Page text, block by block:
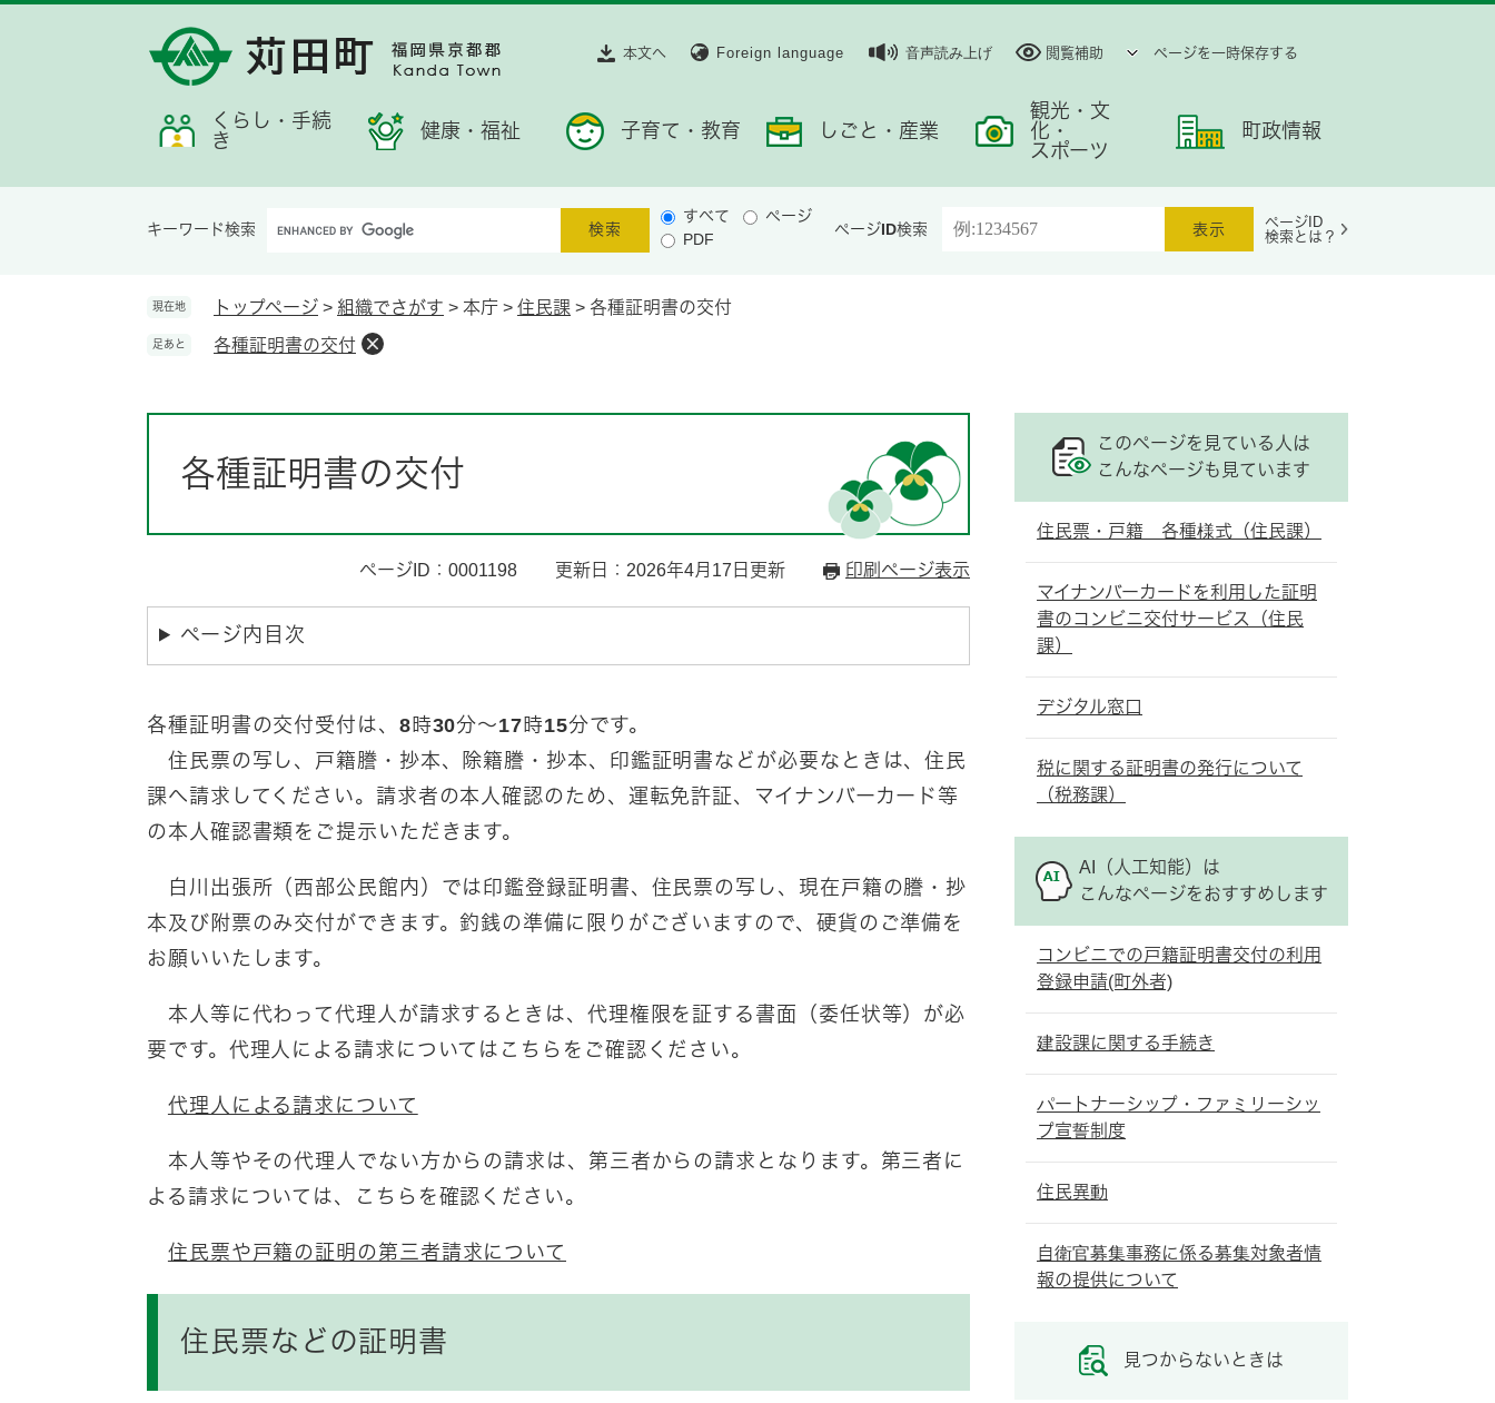
本文へ Foreign language 音声読み上げ 閲覧補助 ページを一時保存する
くらし・手続
き
健康・福祉 子育て・教育 しごと・産業
観光・文
化・
スポーツ
町政情報
キーワード検索
タ
検
すべて
ページ
PDF
ページID検索
ページID
検索とは？
現在地 トップページ > 組織でさがす > 本庁 > 住民課 > 各種証明書の交付
足あと 各種証明書の交付
各種証明書の交付
ページID：0001198 更新日：2026年4月17日更新 印刷ページ表示
ページ内目次
各種証明書の交付受付は、8時30分～17時15分です。
住民票の写し、戸籍謄・抄本、除籍謄・抄本、印鑑証明書などが必要なときは、住民
課へ請求してください。請求者の本人確認のため、運転免許証、マイナンバーカード等
の本人確認書類をご提示いただきます。
白川出張所（西部公民館内）では印鑑登録証明書、住民票の写し、現在戸籍の謄・抄
本及び附票のみ交付ができます。釣銭の準備に限りがございますので、硬貨のご準備を
お願いいたします。
本人等に代わって代理人が請求するときは、代理権限を証する書面（委任状等）が必
要です。代理人による請求についてはこちらをご確認ください。
代理人による請求について
本人等やその代理人でない方からの請求は、第三者からの請求となります。第三者に
よる請求については、こちらを確認ください。
住民票や戸籍の証明の第三者請求について
住民票などの証明書
このページを見ている人は
こんなページも見ています
住民票・戸籍 各種様式（住民課）
マイナンバーカードを利用した証明
書のコンビニ交付サービス（住民
課）
デジタル窓口
税に関する証明書の発行について
（税務課）
AI（人工知能）は
こんなページをおすすめします
コンビニでの戸籍証明書交付の利用
登録申請(町外者)
建設課に関する手続き
パートナーシップ・ファミリーシッ
プ宣誓制度
住民異動
自衛官募集事務に係る募集対象者情
報の提供について
見つからないときは